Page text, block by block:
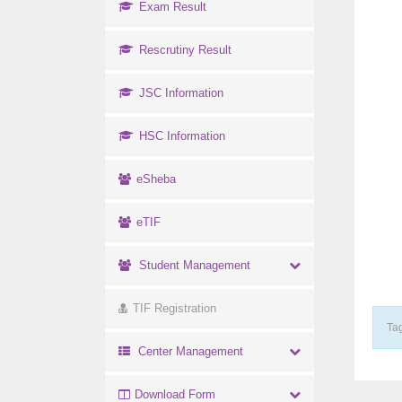
Exam Result
Rescrutiny Result
JSC Information
HSC Information
eSheba
eTIF
Student Management
TIF Registration
Center Management
Download Form